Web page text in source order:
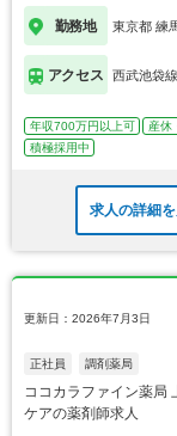
勤務地 東京都 練
アクセス 西武池袋
年収700万円以上可 産休
積極採用中
求人の詳細
更新日：2026年7月3日
正社員 調剤薬局
ココカラファイン薬局
ケアの薬剤師求人